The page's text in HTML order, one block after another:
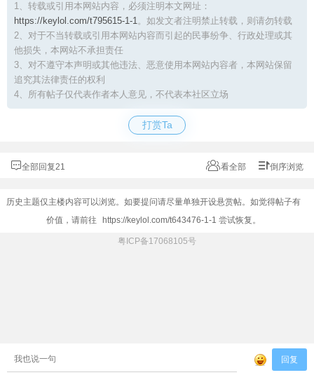
1、转载或引用本网站内容，必须注明本文网址：
https://keylol.com/t795615-1-1。如发文者注明禁止转载，则请勿转载
2、对于不当转载或引用本网站内容而引起的民事纷争、行政处理或其
他损失，本网站不承担责任
3、对不遵守本声明或其他违法、恶意使用本网站内容者，本网站保留
追究其法律责任的权利
4、所有帖子仅代表作者本人意见，不代表本社区立场
打赏Ta
全部回复21 看全部 倒序浏览
历史主题仅主楼内容可以浏览。如要提问请尽量单独开设悬赏帖。如觉得帖子有
价值，请前往
https://keylol.com/t643476-1-1 尝试恢复。
粤ICP备17068105号